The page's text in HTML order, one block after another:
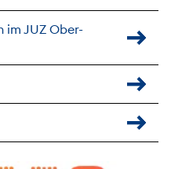
im JUZ Ober-